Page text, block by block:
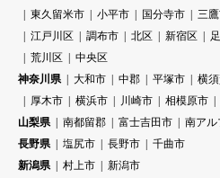
東久留米市
小平市 国分寺市 三
江戸川区
調布市 北区 新宿区
荒川区
中央区
神奈川県
大和市 中郡 平塚市 横
厚木市
横浜市 川崎市 相模原市
山梨県
南都留郡 富士吉田市 南アル
長野県
塩尻市 長野市
千曲市
新潟県
村上市
新潟市